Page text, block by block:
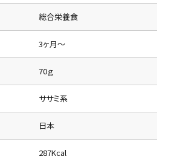
総合栄養食
3ヶ月～
70ｇ
ササミ系
日本
287Kcal